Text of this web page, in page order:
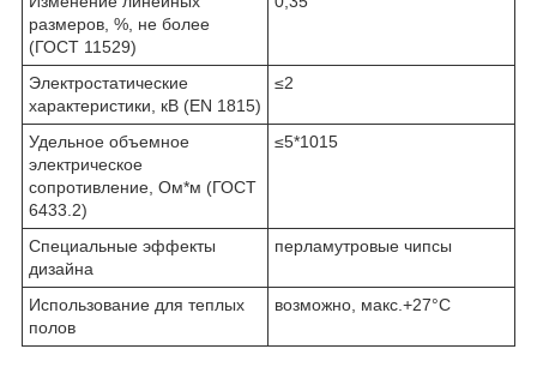
размеров, %, не более
(ГОСТ 11529)
Электростатические
характеристики, кВ (EN 1815)
≤2
Удельное объемное
электрическое
сопротивление, Ом*м (ГОСТ
6433.2)
≤5*1015
Специальные эффекты
дизайна
перламутровые чипсы
Использование для теплых
полов
возможно, макс.+27°С